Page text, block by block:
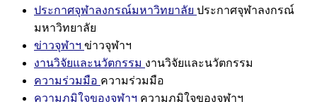
ประกาศจุฬาลงกรณ์มหาวิทยาลัย ประกาศจุฬาลงกรณ์
มหาวิทยาลัย
ข่าวจุฬาฯ ข่าวจุฬาฯ
งานวิจัยและนวัตกรรม งานวิจัยและนวัตกรรม
ความร่วมมือ ความร่วมมือ
ความภูมิใจของจุฬาฯ ความภูมิใจของจุฬาฯ